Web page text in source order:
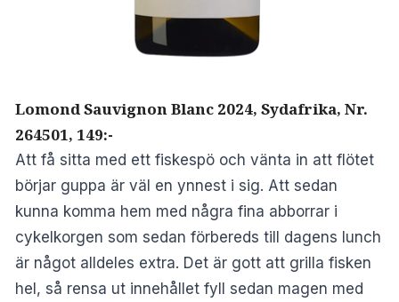
Lomond Sauvignon Blanc 2024, Sydafrika, Nr.
264501, 149:-
Att få sitta med ett fiskespö och vänta in att flötet
börjar guppa är väl en ynnest i sig. Att sedan
kunna komma hem med några fina abborrar i
cykelkorgen som sedan förbereds till dagens lunch
är något alldeles extra. Det är gott att grilla fisken
hel, så rensa ut innehållet fyll sedan magen med